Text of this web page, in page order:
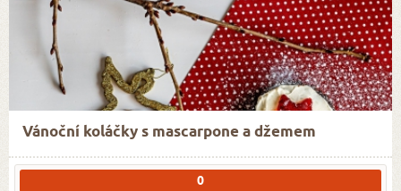
Vánoční koláčky s mascarpone a džemem
0